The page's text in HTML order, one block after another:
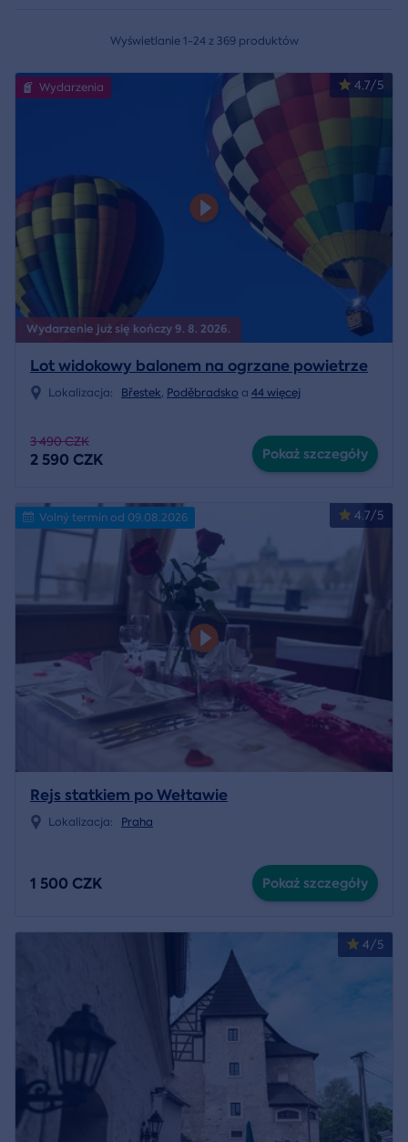
Wyświetlanie 1-24 z 369 produktów
Wydarzenie już się kończy 9. 8. 2026.
4.7/5
Wydarzenia
Lot widokowy balonem na ogrzane powietrze
Lokalizacja: Břestek, Poděbradsko a 44 więcej
3 490 CZK
2 590 CZK Pokaż szczegóły
4.7/5
Volný termín od 09.08.2026
Rejs statkiem po Wełtawie
Lokalizacja: Praha
1 500 CZK Pokaż szczegóły
4/5